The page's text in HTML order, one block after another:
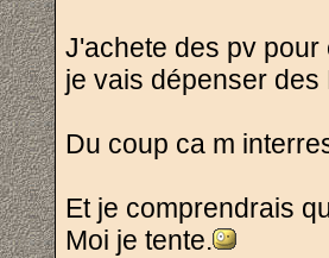
J'achete des pv pour
je vais dépenser des
Du coup ca m
Et je comprendrais
Moi je tente.